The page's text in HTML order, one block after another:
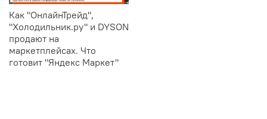
Как "ОнлайнТрейд",
"Холодильник.ру" и DYSON
продают на
маркетплейсах. Что
готовит "Яндекс Маркет"